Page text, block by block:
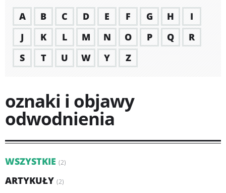
A B C D E F G H
I
J
K L M N O P Q
R
S
T U W Y Z
oznaki i objawy
odwodnienia
WSZYSTKIE (2)
ARTYKUŁY (2)